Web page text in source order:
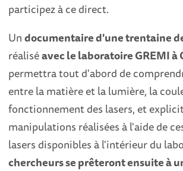
participez à ce direct.
Undocumentaire d'une trentaine
réaliséavec le laboratoire GREMI à
permettra tout d'abord de
entre la matière et la lumière, la
fonctionnement des lasers, et
manipulations réalisées à l'aide de
lasers disponibles à l'intérieur du
chercheurs se prêteront ensuite à